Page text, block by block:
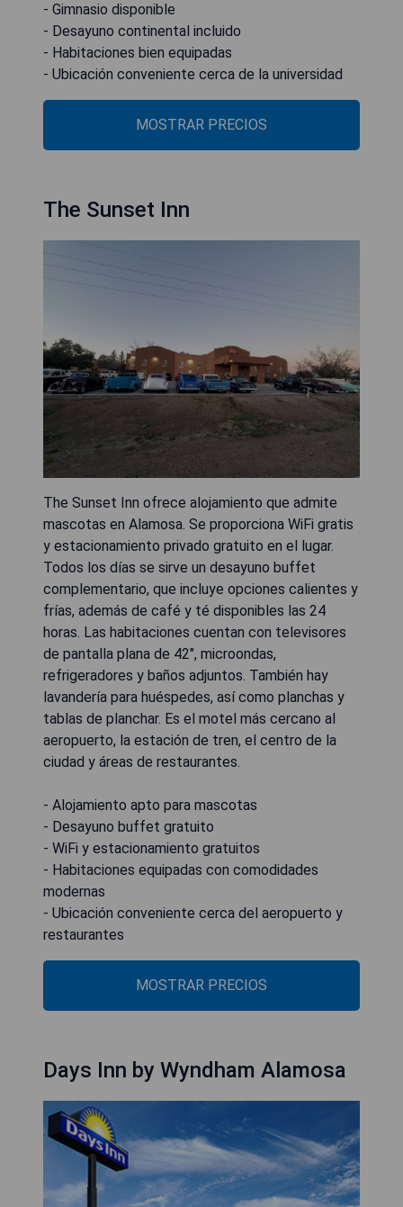
- Gimnasio disponible
- Desayuno continental incluido
- Habitaciones bien equipadas
- Ubicación conveniente cerca de la universidad
MOSTRAR PRECIOS
The Sunset Inn
The Sunset Inn ofrece alojamiento que admite
mascotas en Alamosa. Se proporciona WiFi gratis
y estacionamiento privado gratuito en el lugar.
Todos los días se sirve un desayuno buffet
complementario, que incluye opciones calientes y
frías, además de café y té disponibles las 24
horas. Las habitaciones cuentan con televisores
de pantalla plana de 42", microondas,
refrigeradores y baños adjuntos. También hay
lavandería para huéspedes, así como planchas y
tablas de planchar. Es el motel más cercano al
aeropuerto, la estación de tren, el centro de la
ciudad y áreas de restaurantes.
- Alojamiento apto para mascotas
- Desayuno buffet gratuito
- WiFi y estacionamiento gratuitos
- Habitaciones equipadas con comodidades
modernas
- Ubicación conveniente cerca del aeropuerto y
restaurantes
MOSTRAR PRECIOS
Days Inn by Wyndham Alamosa